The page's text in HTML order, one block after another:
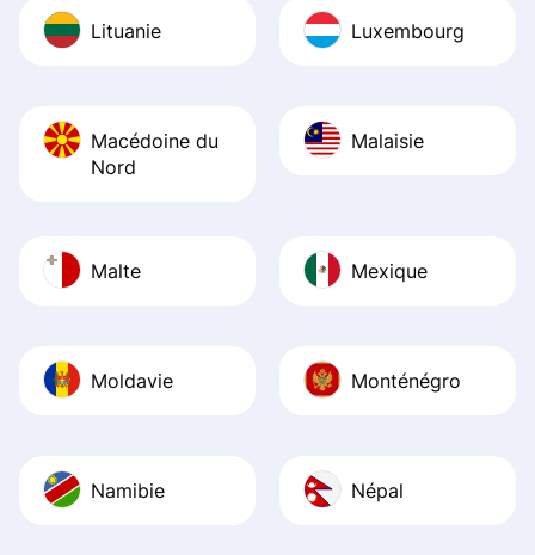
Lituanie Luxembourg
Macédoine du
Nord
Malaisie
Malte Mexique
Moldavie Monténégro
Namibie Népal